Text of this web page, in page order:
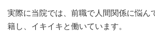
実際に当院では、前職で人間関係に悩ん
籍し、イキイキと働いています。